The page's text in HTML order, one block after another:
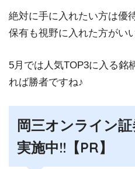
絶対に手に入れたい方は優
保有も視野に入れた方がい
5月では人気TOP3に入る銘
れば勝者ですね♪
岡三オンライン
実施中!!【PR】